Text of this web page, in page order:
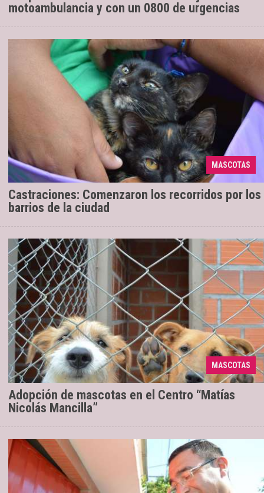
motoambulancia y con un 0800 de urgencias
MASCOTAS
Castraciones: Comenzaron los recorridos por los
barrios de la ciudad
12/03/2019
Esta semana, el móvil quirúrgico
recorrerá los barrios Palermo I, Alto La Viña y Virgen
del Rosario. El horario, en todos los casos, es de 8 a
12:30 ...
MASCOTAS
Adopción de mascotas en el Centro “Matías
Nicolás Mancilla”
07/02/2019 Está en plena marcha el programa
“Adoptá un amigo” por el que más de 80 perros
esperan una familia que los reciba.